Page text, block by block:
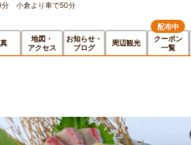
分 小倉より車で50分
地図・
アクセス
お知らせ・
ブログ
周辺観光
クーポン
一覧
配布中